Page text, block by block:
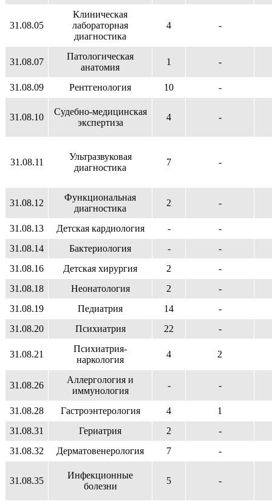
31.08.05
Клиническая
лабораторная
диагностика
4 -
31.08.07
Патологическая
анатомия
1 -
31.08.09 Рентгенология 10 -
31.08.10
Судебно-медицинская
экспертиза
4 -
31.08.11
Ультразвуковая
диагностика
7 -
31.08.12
Функциональная
диагностика
2 -
31.08.13 Детская кардиология -
-
31.08.14
Бактериология -
-
31.08.16
Детская хирургия 2
-
31.08.18
Неонатология 2
-
31.08.19
Педиатрия 14
-
31.08.20
Психиатрия 22 -
31.08.21
Психиатрия-
наркология
4 2
31.08.26
Аллергология и
иммунология
- -
31.08.28 Гастроэнтерология 4
1
31.08.31
Гериатрия 2
-
31.08.32
Дерматовенерология 7 -
31.08.35
Инфекционные
болезни
5 -